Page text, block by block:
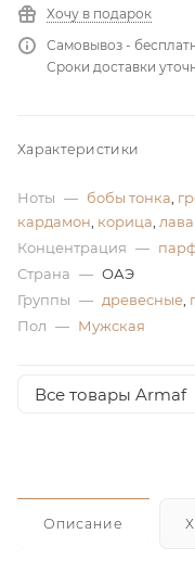
Хочу в подарок
Самовывоз -
Сроки доставки
Характеристики
Ноты — бобы тонка
кардамон корица
Концентрация —
Страна — ОАЭ
Группы — древесные
Пол — Мужская
Все товары Armaf
Описание